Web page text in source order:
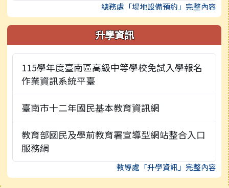
總務處「場地設備預約」完整內容
升學資訊
115學年度臺南區高級中等學校免試入學報名
作業資訊系統平臺
臺南市十二年國民基本教育資訊網
教育部國民及學前教育署宣導型網站整合入口
服務網
教導處「升學資訊」完整內容